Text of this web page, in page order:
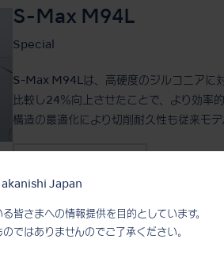
Japan
皆さまへの情報提供を目的としています。
ではありませんのでご了承ください。
S-Max M94L
Special
S-Max M94Lは、高硬度のジルコニアに
比較し24％向上させたことで、より効率
構造の最適化により切削耐久性も従来モ
FX Series